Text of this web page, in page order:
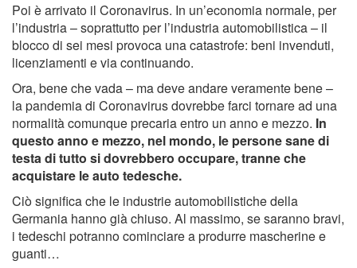
Poi è arrivato il Coronavirus. In un’economia normale, per
l’industria – soprattutto per l’industria automobilistica – il
blocco di sei mesi provoca una catastrofe: beni invenduti,
licenziamenti e via continuando.
Ora, bene che vada – ma deve andare veramente bene –
la pandemia di Coronavirus dovrebbe farci tornare ad una
normalità comunque precaria entro un anno e mezzo. In
questo anno e mezzo, nel mondo, le persone sane di
testa di tutto si dovrebbero occupare, tranne che
acquistare le auto tedesche.
Ciò significa che le industrie automobilistiche della
Germania hanno già chiuso. Al massimo, se saranno bravi,
i tedeschi potranno cominciare a produrre mascherine e
guanti…